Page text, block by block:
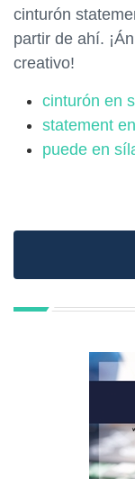
cinturón
partir de ahí.
creativo!
cinturón en
statement
puede en